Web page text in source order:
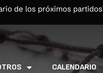
de los próximos partidos
CALENDARIO